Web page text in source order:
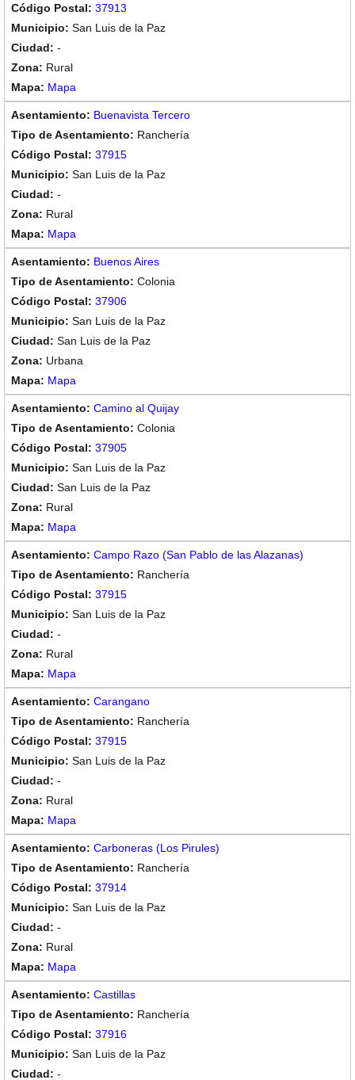
37913
San Luis de la Paz
-
Rural
Mapa
Buenavista Tercero
Ranchería
37915
San Luis de la Paz
-
Rural
Mapa
Buenos Aires
Colonia
37906
San Luis de la Paz
San Luis de la Paz
Urbana
Mapa
Camino al Quijay
Colonia
37905
San Luis de la Paz
San Luis de la Paz
Rural
Mapa
Campo Razo (San Pablo de las Alazanas)
Ranchería
37915
San Luis de la Paz
-
Rural
Mapa
Carangano
Ranchería
37915
San Luis de la Paz
-
Rural
Mapa
Carboneras (Los Pirules)
Ranchería
37914
San Luis de la Paz
-
Rural
Mapa
Castillas
Ranchería
37916
San Luis de la Paz
-